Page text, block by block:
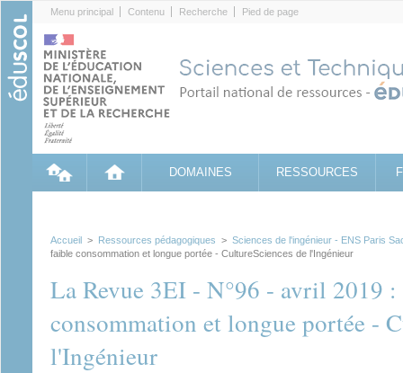
Menu principal Contenu Recherche Pied de page
DOMAINES RESSOURCES
Accueil > Ressources pédagogiques > Sciences de l'ingénieur - ENS Paris
faible consommation et longue portée - CultureSciences de l'Ingénieur
La Revue 3EI - N°96 - avril 2019 :
consommation et longue portée -
l'Ingénieur